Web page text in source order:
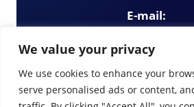
We value your privacy
We use cookies to enhance your
serve personalised ads or content,
E-mail: